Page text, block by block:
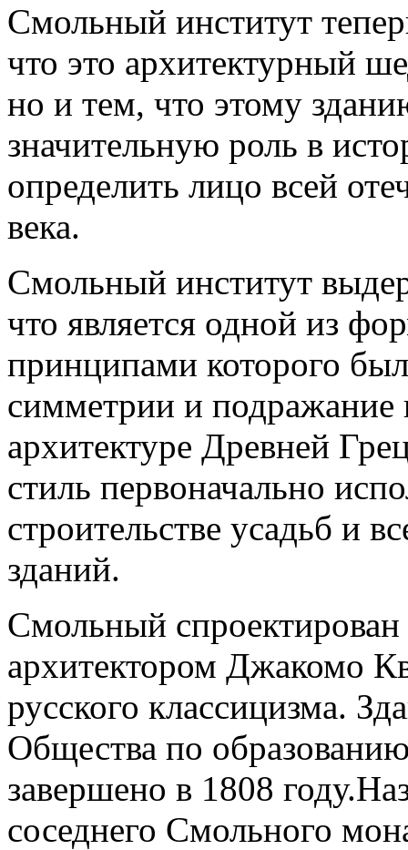
Смольный институт
что это архитектурный
но и тем, что этому
значительную роль в
определить лицо всей
века.
Смольный институт
что является одной из
принципами которого
симметрии и подражание
архитектуре Древней
стиль первоначально
строительстве усадьб и
зданий.
Смольный
архитектором Джакомо
русского классицизма.
Общества по
завершено в 1808
соседнего Смольного